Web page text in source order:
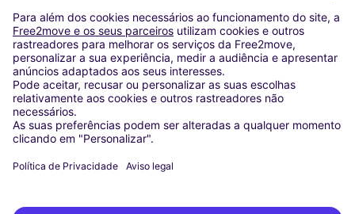
Washington DC
Milan
Rome
Turin
Vienna
Berlin
Cologne
Dusseldorf
Frankfurt
Munich